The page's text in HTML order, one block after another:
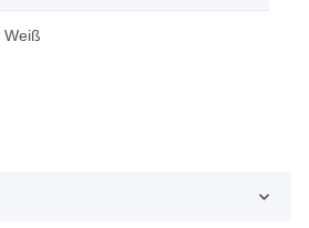
Weiß